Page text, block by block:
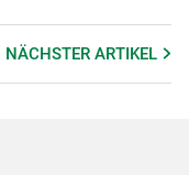
NÄCHSTERARTIKEL